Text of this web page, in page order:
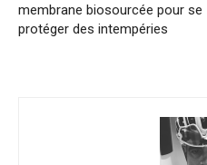
membrane biosourcée pour se
protéger des intempéries